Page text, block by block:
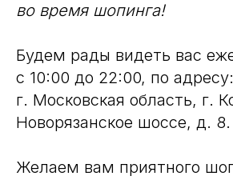
во время шопинга!
Будем рады видеть вас
с 10:00 до 22:00, по адресу:
г. Московская область, г.
Новорязанское шоссе, д. 8.
Желаем вам приятного